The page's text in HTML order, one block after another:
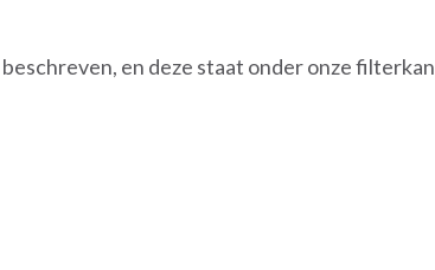
en deze staat onder onze filterkan